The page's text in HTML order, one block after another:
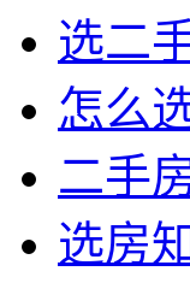
选二
怎么
二手
选房